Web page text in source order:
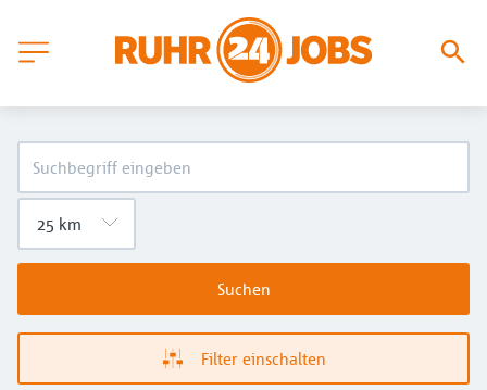
Suchen
Filter einschalten